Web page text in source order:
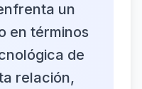
un
en términos
de
relación,